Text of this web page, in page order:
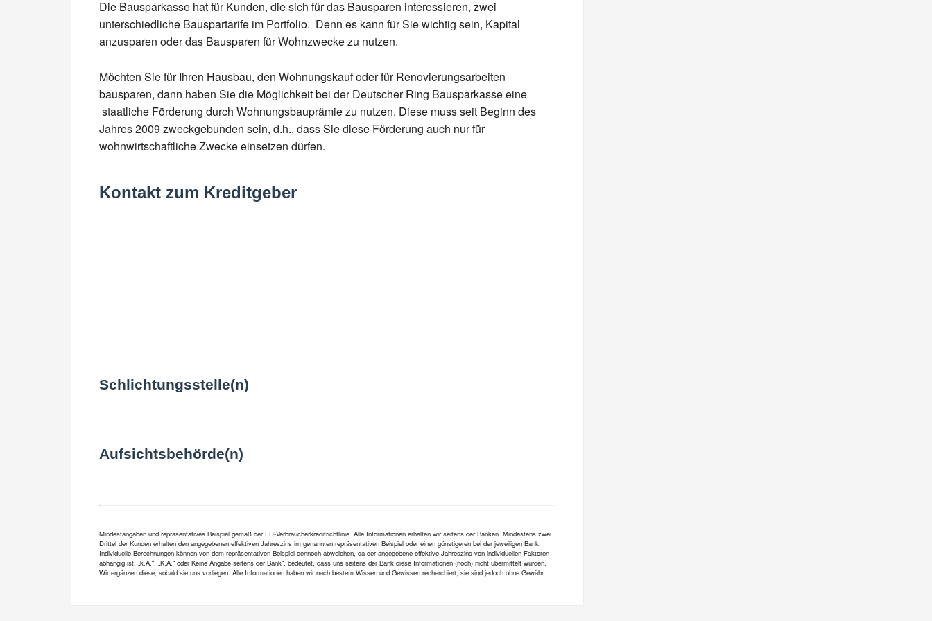
Die Bausparkasse hat für Kunden, die sich für das Bausparen interessieren, zwei
unterschiedliche Bauspartarife im Portfolio. Denn es kann für Sie wichtig sein, Kapital
anzusparen oder das Bausparen für Wohnzwecke zu nutzen.
Möchten Sie für Ihren Hausbau, den Wohnungskauf oder für Renovierungsarbeiten
bausparen, dann haben Sie die Möglichkeit bei der Deutscher Ring Bausparkasse eine
staatliche Förderung durch Wohnungsbauprämie zu nutzen. Diese muss seit Beginn des
Jahres 2009 zweckgebunden sein, d.h., dass Sie diese Förderung auch nur für
wohnwirtschaftliche Zwecke einsetzen dürfen.
Kontakt zum Kreditgeber
Schlichtungsstelle(n)
Aufsichtsbehörde(n)
Mindestangaben und repräsentatives Beispiel gemäß der EU-Verbraucherkreditrichtlinie. Alle Informationen erhalten wir seitens der Banken. Mindestens zwei
Drittel der Kunden erhalten den angegebenen effektiven Jahreszins im genannten repräsentativen Beispiel oder einen günstigeren bei der jeweiligen Bank.
Individuelle Berechnungen können von dem repräsentativen Beispiel dennoch abweichen, da der angegebene effektive Jahreszins von individuellen Faktoren
abhängig ist. „k.A.“, „K.A.“ oder Keine Angabe seitens der Bank“, bedeutet, dass uns seitens der Bank diese Informationen (noch) nicht übermittelt wurden.
Wir ergänzen diese, sobald sie uns vorliegen. Alle Informationen haben wir nach bestem Wissen und Gewissen recherchiert, sie sind jedoch ohne Gewähr.